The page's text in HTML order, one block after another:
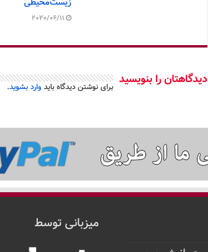
2020/06/11
دیدگاهتان را بنویسید برای نوشتن دیدگاه باید وارد بشوید.
میزبانی توسط